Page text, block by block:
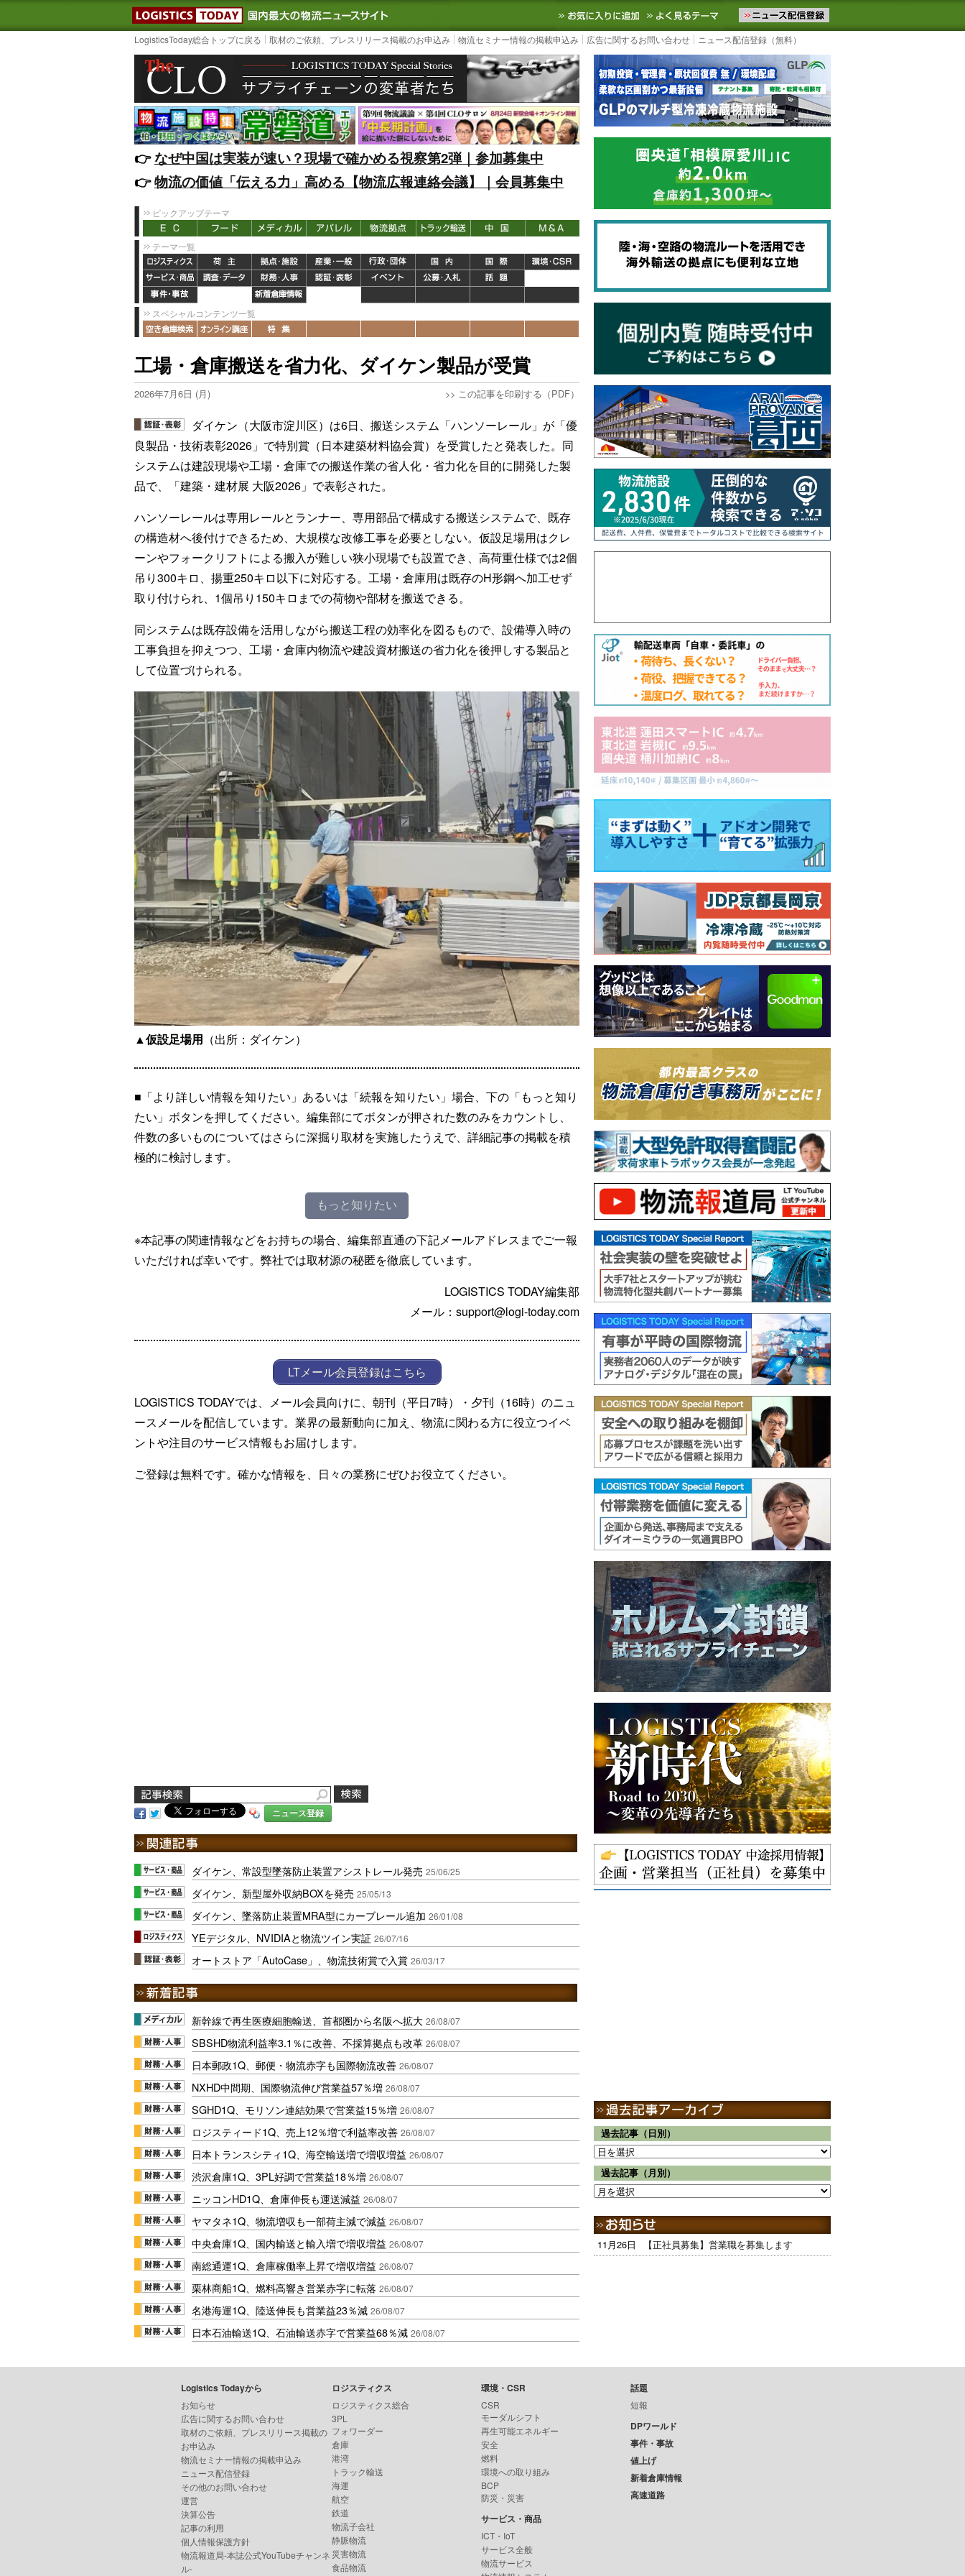
LOGISTICS TODAY｜国内最大の物流ニュースサイト3PL, SCMなど国内外の最新の物流ニュースをお届けします。物流ニュースメール配信を登録す
お気に入りに追加 よく見るテーマ
LogisticsToday総合トップに戻る 取材のご依頼、プレスリリース掲載のお申込み 物流セミナー情報の掲載申込み 広告に関するお問い合わせ ニュース配信登録（無料）
👉️なぜ中国は実装が速い？現場で確かめる視察第2弾｜参加募集中
👉️物流の価値「伝える力」高める【物流広報連絡会議】｜会員募集中
ピックアップテーマ
テーマ一覧
スペシャルコンテンツ一覧
工場・倉庫搬送を省力化、ダイケン製品が受賞
2026年7月6日 (月) >> この記事を印刷する（PDF）
ダイケン（大阪市淀川区）は6日、搬送システム「ハンソーレール」が「優
良製品・技術表彰2026」で特別賞（日本建築材料協会賞）を受賞したと発表した。同
システムは建設現場や工場・倉庫での搬送作業の省人化・省力化を目的に開発した製
品で、「建築・建材展 大阪2026」で表彰された。
ハンソーレールは専用レールとランナー、専用部品で構成する搬送システムで、既存
の構造材へ後付けできるため、大規模な改修工事を必要としない。仮設足場用はクレ
ーンやフォークリフトによる搬入が難しい狭小現場でも設置でき、高荷重仕様では2個
吊り300キロ、揚重250キロ以下に対応する。工場・倉庫用は既存のH形鋼へ加工せず
取り付けられ、1個吊り150キロまでの荷物や部材を搬送できる。
同システムは既存設備を活用しながら搬送工程の効率化を図るもので、設備導入時の
工事負担を抑えつつ、工場・倉庫内物流や建設資材搬送の省力化を後押しする製品と
して位置づけられる。
▲仮設足場用 （出所：ダイケン）
■「より詳しい情報を知りたい」あるいは「続報を知りたい」場合、下の「もっと知り
たい」ボタンを押してください。編集部にてボタンが押された数のみをカウントし、
件数の多いものについてはさらに深掘り取材を実施したうえで、詳細記事の掲載を積
極的に検討します。
もっと知りたい
※本記事の関連情報などをお持ちの場合、編集部直通の下記メールアドレスまでご一報
いただければ幸いです。弊社では取材源の秘匿を徹底しています。
LOGISTICS TODAY編集部
メール：support@logi-today.com
LTメール会員登録はこちら
LOGISTICS TODAYでは、メール会員向けに、朝刊（平日7時）・夕刊（16時）のニュ
ースメールを配信しています。業界の最新動向に加え、物流に関わる方に役立つイベ
ントや注目のサービス情報もお届けします。
ご登録は無料です。確かな情報を、日々の業務にぜひお役立てください。
ニュース登録
ダイケン、常設型墜落防止装置アシストレール発売 25/06/25
ダイケン、新型屋外収納BOXを発売 25/05/13
ダイケン、墜落防止装置MRA型にカーブレール追加 26/01/08
YEデジタル、NVIDIAと物流ツイン実証 26/07/16
オートストア「AutoCase」、物流技術賞で入賞 26/03/17
新幹線で再生医療細胞輸送、首都圏から名阪へ拡大 26/08/07
SBSHD物流利益率3.1％に改善、不採算拠点も改革 26/08/07
日本郵政1Q、郵便・物流赤字も国際物流改善 26/08/07
NXHD中間期、国際物流伸び営業益57％増 26/08/07
SGHD1Q、モリソン連結効果で営業益15％増 26/08/07
ロジスティード1Q、売上12％増で利益率改善 26/08/07
日本トランスシティ1Q、海空輸送増で増収増益 26/08/07
渋沢倉庫1Q、3PL好調で営業益18％増 26/08/07
ニッコンHD1Q、倉庫伸長も運送減益 26/08/07
ヤマタネ1Q、物流増収も一部荷主減で減益 26/08/07
中央倉庫1Q、国内輸送と輸入増で増収増益 26/08/07
南総通運1Q、倉庫稼働率上昇で増収増益 26/08/07
栗林商船1Q、燃料高響き営業赤字に転落 26/08/07
名港海運1Q、陸送伸長も営業益23％減 26/08/07
日本石油輸送1Q、石油輸送赤字で営業益68％減 26/08/07
過去記事（日別）
過去記事（月別）
11月26日 【正社員募集】営業職を募集します
Logistics Todayから
お知らせ
広告に関するお問い合わせ
取材のご依頼、プレスリリース掲載の
お申込み
物流セミナー情報の掲載申込み
ニュース配信登録
その他のお問い合わせ
運営
決算公告
記事の利用
個人情報保護方針
物流報道局-本誌公式YouTubeチャンネ
ル-
ロジスティクス
ロジスティクス総合
3PL
フォワーダー
倉庫
港湾
トラック輸送
海運
航空
鉄道
物流子会社
静脈物流
災害物流
食品物流
環境・CSR
CSR
モーダルシフト
再生可能エネルギー
安全
燃料
環境への取り組み
BCP
防災・災害
サービス・商品
ICT・IoT
サービス全般
物流サービス
話題
短報
DPワールド
事件・事故
値上げ
新着倉庫情報
高速道路